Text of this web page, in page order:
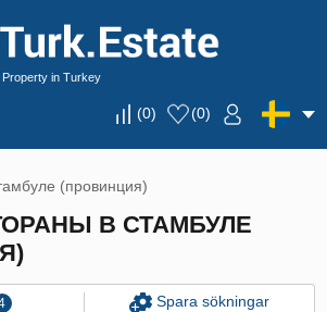
Property in Turkey
(0) (0)
(провинция)
В СТАМБУЛЕ
Spara sökningar